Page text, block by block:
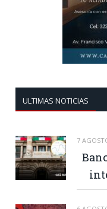
ULTIMAS NOTICIAS
7